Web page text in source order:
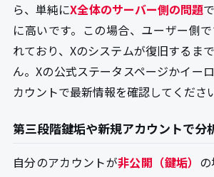
ら、単純にX全体のサーバー側の問題
に高いです。この場合、ユーザー側
れており、Xのシステムが復旧するま
ん。Xの公式ステータスページかイー
カウントで最新情報を確認してくださ
第三段階鍵垢や新規アカウントで分
自分のアカウントが非公開（鍵垢）